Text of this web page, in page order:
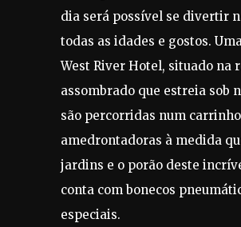
dia será possível se divertir
todas as idades e gostos.
West River Hotel, situado na
assombrado que estreia sob
são percorridas num
amedrontadoras à medida
jardins e o porão deste
conta com bonecos
especiais.